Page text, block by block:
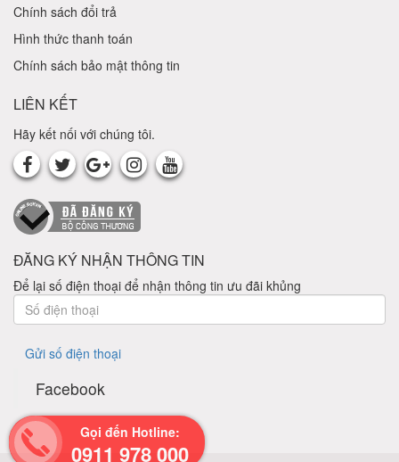
Chính sách đổi trả
Hình thức thanh toán
Chính sách bảo mật thông tin
LIÊN KẾT
Hãy kết nối với chúng tôi.
ĐĂNG KÝ NHẬN THÔNG TIN
Để lại số điện thoại để nhận thông tin ưu đãi khủng
Gửi số điện thoại
Facebook
Gọi đến Hotline:
0911 978 000